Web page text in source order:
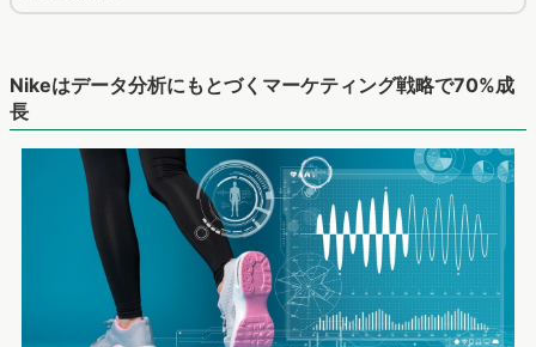
Nikeはデータ分析にもとづくマーケティング戦略で70%成
長